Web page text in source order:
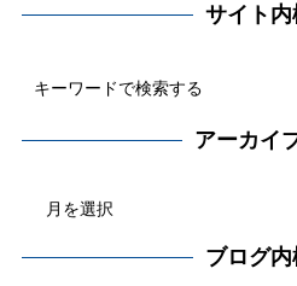
サイト内
アーカイ
ブログ